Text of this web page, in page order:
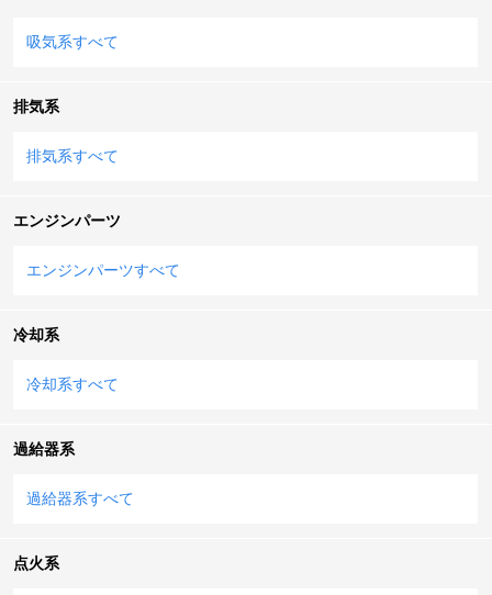
吸気系すべて
排気系
排気系すべて
エンジンパーツ
エンジンパーツすべて
冷却系
冷却系すべて
過給器系
過給器系すべて
点火系